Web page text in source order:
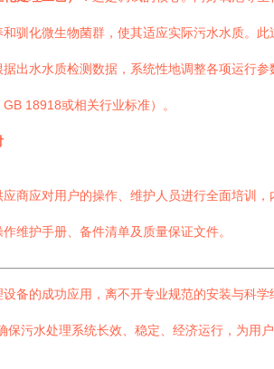
驯化微生物菌群，使其适应实际污水水质。
据出水水质检测数据，系统性地调整各项运行
18918或相关行业标准）。
商应对用户的操作、维护人员进行全面培训
维护手册、备件清单及质量保证文件。
备的成功应用，离不开专业规范的安装与科
保污水处理系统长效、稳定、经济运行，为用